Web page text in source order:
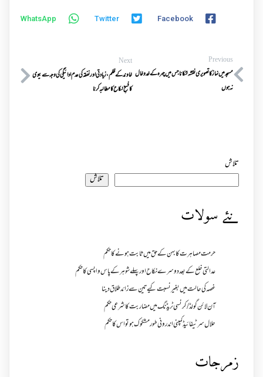
Facebook
Twitter
WhatsApp
Previous
مسجد میں نماز کا تصویری نقشہ لٹکانا جس میں چہرہ کے خد و خال
نہ ہوں
Next
خاوندکےظلم،زیادتی اورنفقہ کی عدم ادا ئیگی کی وجہ سےبیوی
کافسخِ نکاح کا مطالبہ کرنا
تلاش
تلاش
نئے سولات
حرمت مصاہرت کا بہن کے حق میں ثابت ہونے کا حکم
عدالتی خلع کے بعد دوسرے نکاح اور پہلے شوہر کے پاس واپسی کا حکم
غصہ کی حالت میں بغیر نسبت کیے تین سے زائد طلاق دینا
آن لائن گولڈ /کرنسی ٹریڈنگ میں مضاربت کا شرعی حکم
حلال سرٹیفائیڈ کمپنی اندرونی طور مشکوک ہو تو اس کا حکم
زمرجات